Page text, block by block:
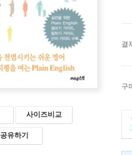
사이즈비교
공유하기
결
구